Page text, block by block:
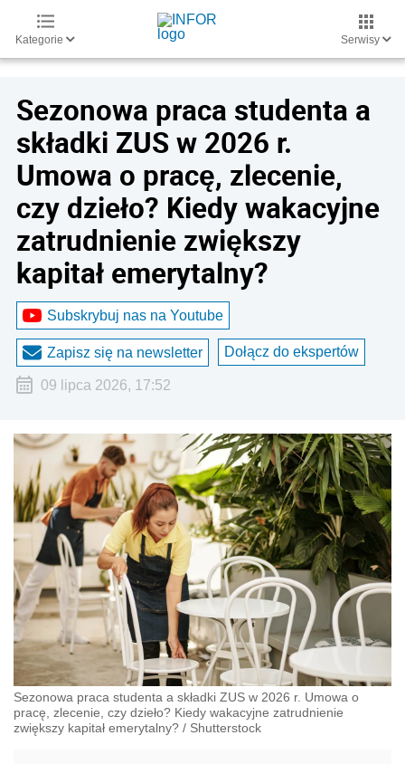
Kategorie Serwisy
Sezonowa praca studenta a
składki ZUS w 2026 r.
Umowa o pracę, zlecenie,
czy dzieło? Kiedy wakacyjne
zatrudnienie zwiększy
kapitał emerytalny?
Subskrybuj nas na Youtube
Zapisz się na newsletter Dołącz do ekspertów
09 lipca 2026, 17:52
Sezonowa praca studenta a składki ZUS w 2026 r. Umowa o
pracę, zlecenie, czy dzieło? Kiedy wakacyjne zatrudnienie
zwiększy kapitał emerytalny? / Shutterstock